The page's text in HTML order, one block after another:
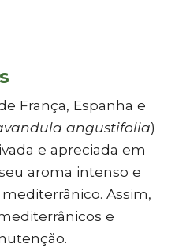
França, Espanha e
angustifolia)
e apreciada em
aroma intenso e
Assim,
e